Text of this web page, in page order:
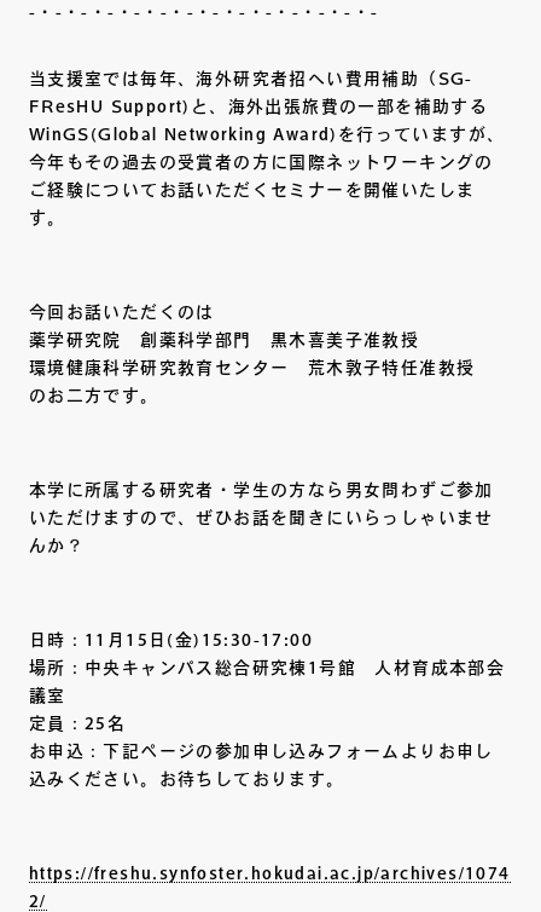
-・-・-・-・-・-・-・-・-・-・-・-・-・-
当支援室では毎年、海外研究者招へい費用補助（SG-
FResHU Support)と、海外出張旅費の一部を補助する
WinGS(Global Networking Award)を行っていますが、
今年もその過去の受賞者の方に国際ネットワーキングの
ご経験についてお話いただくセミナーを開催いたしま
す。
今回お話いただくのは
薬学研究院 創薬科学部門 黒木喜美子准教授
環境健康科学研究教育センター 荒木敦子特任准教授
のお二方です。
本学に所属する研究者・学生の方なら男女問わずご参加
いただけますので、ぜひお話を聞きにいらっしゃいませ
んか？
日時：11月15日(金)15:30-17:00
場所：中央キャンパス総合研究棟1号館 人材育成本部会
議室
定員：25名
お申込：下記ページの参加申し込みフォームよりお申し
込みください。お待ちしております。
https://freshu.synfoster.hokudai.ac.jp/archives/1074
2/